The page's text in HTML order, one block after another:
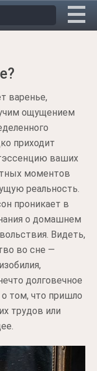
варенье,
ощущением
приходит
ваших
моментов
реальность.
проникает в
о домашнем
Видеть,
во сне —
долговечное
о том, что пришло
трудов или